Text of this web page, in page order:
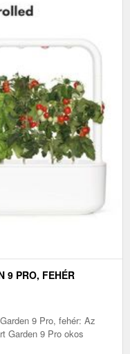
9 PRO, FEHÉR
9 Pro, fehér: Az
Garden 9 Pro okos